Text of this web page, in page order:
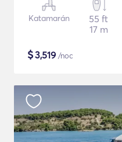
Katamarán
55 ft
17 m
$3,519 /noc